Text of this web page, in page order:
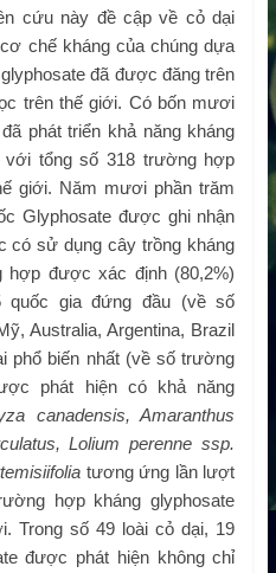
cứu này đề cập về cỏ dại
chế kháng của chúng dựa
đã được đăng trên
trên thế giới. Có bốn mươi
phát triển khả năng kháng
với tổng số 318 trường hợp
giới. Năm mươi phần trăm
Glyphosate được ghi nhận
có sử dụng cây trồng kháng
hợp được xác định (80,2%)
quốc gia đứng đầu (về số
Australia, Argentina, Brazil
phổ biến nhất (về số trường
phát hiện có khả năng
canadensis, Amaranthus
Lolium perenne ssp.
tương ứng lần lượt
hợp kháng glyphosate
Trong số 49 loài cỏ dại, 19
được phát hiện không chỉ